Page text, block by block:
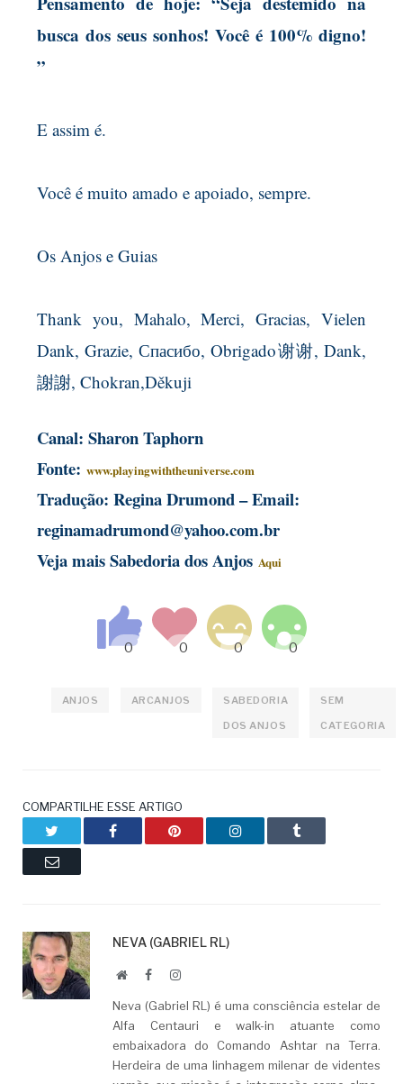
busca dos seus sonhos! Você é 100% digno!
”
E assim é.
Você é muito amado e apoiado, sempre.
Os Anjos e Guias
Thank you, Mahalo, Merci, Gracias, Vielen
Dank, Grazie, Спасибо, Obrigado谢谢, Dank,
謝謝, Chokran,Děkuji
Canal: Sharon Taphorn
Fonte: www.playingwiththeuniverse.com
Tradução: Regina Drumond – Email:
reginamadrumond@yahoo.com.br
Veja mais Sabedoria dos Anjos Aqui
ANJOS ARCANJOS
SABEDORIA
DOS ANJOS
SEM
CATEGORIA
COMPARTILHE ESSE ARTIGO
Facebook Pinterest LinkedIn Tumblr
Email
NEVA (GABRIEL RL)
WebsiteFacebookLinkedIn
Neva (Gabriel RL) é uma consciência estelar de
Alfa Centauri e walk-in atuante como
embaixadora do Comando Ashtar na Terra.
Herdeira de uma linhagem milenar de videntes